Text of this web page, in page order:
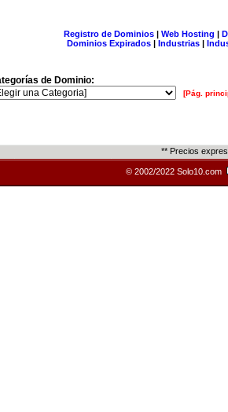
Registro de Dominios| Web Hosting |
Dominios Expirados | Industrias |
de Dominio:
[Pág.
** Precios
© 2002/2022 Solo10.com